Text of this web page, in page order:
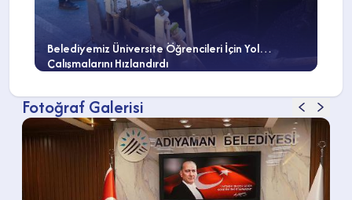
Belediyemiz Üniversite Öğrencileri İçin Yol
Çalışmalarını Hızlandırdı
Fotoğraf Galerisi